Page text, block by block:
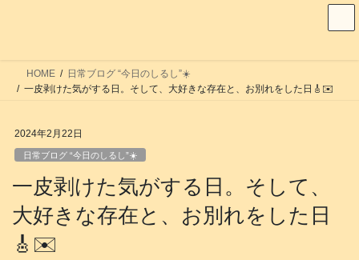
HOME
日常ブログ “今日のしるし”☀️
一皮剥けた気がする日。そして、大好きな存在と、お別れをした日🎸✉️
2024年2月22日
日常ブログ “今日のしるし”☀️
一皮剥けた気がする日。そして、
大好きな存在と、お別れをした日
🎸✉️